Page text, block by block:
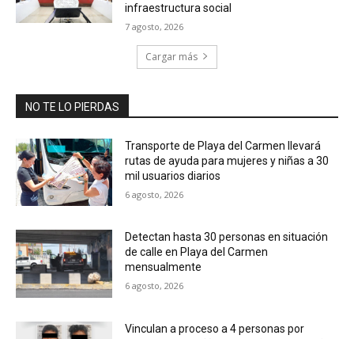
infraestructura social
7 agosto, 2026
Cargar más
NO TE LO PIERDAS
Transporte de Playa del Carmen llevará
rutas de ayuda para mujeres y niñas a 30
mil usuarios diarios
6 agosto, 2026
Detectan hasta 30 personas en situación
de calle en Playa del Carmen
mensualmente
6 agosto, 2026
Vinculan a proceso a 4 personas por